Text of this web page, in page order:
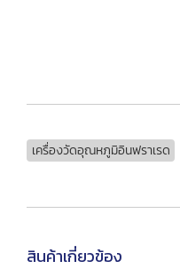
เครื่องวัดอุณหภูมิอินฟราเรด
สินค้าเกี่ยวข้อง